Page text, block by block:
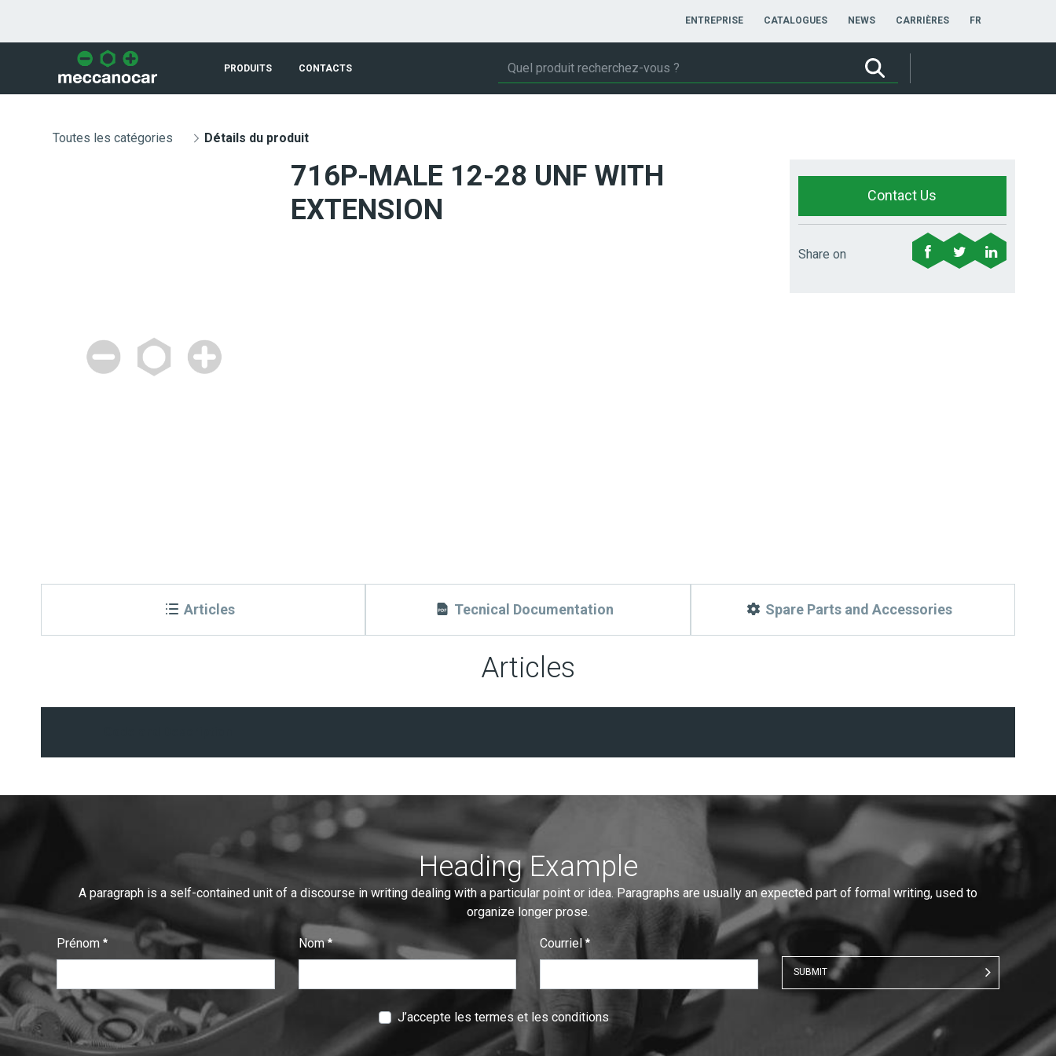
ENTREPRISE CATALOGUES NEWS CARRIÈRES FR
PRODUITS CONTACTS
Toutes les catégories Détails du produit
716P-MALE 12-28 UNF WITH
EXTENSION
Contact Us
Share on
Articles Tecnical Documentation Spare Parts and Accessories
Articles
Heading Example
A paragraph is a self-contained unit of a discourse in writing dealing with a particular point or idea. Paragraphs are usually an expected part of formal writing, used to
organize longer prose.
Prénom
:
0/ 280 Nom
:
0/ 280 Courriel
:
0/ 280
SUBMIT
T
e
J’accepte les termes et les conditions